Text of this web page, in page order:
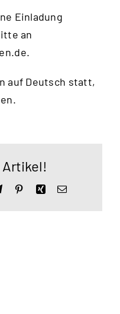
Einladung
an
.
auf Deutsch statt,
Artikel!
TelegramPinterestXingE-